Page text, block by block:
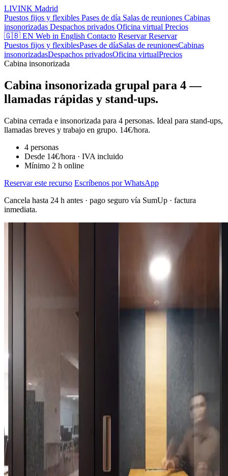
LIVINK Madrid
Puestos fijos y flexibles Pases de día Salas de reuniones Cabinas
insonorizadas Despachos privados Oficina virtual Precios
🇬🇧 EN Web in English Contacto Reservar Reservar
Puestos fijos y flexiblesPases de díaSalas de reunionesCabinas
insonorizadasDespachos privadosOficina virtualPrecios
Cabina insonorizada
Cabina insonorizada grupal para 4 —
llamadas rápidas y stand-ups.
Cabina cerrada e insonorizada para 4 personas. Ideal para stand-ups,
llamadas breves y trabajo en grupo. 14€/hora.
4 personas
Desde 14€/hora · IVA incluido
Mínimo 2 h online
Reservar este recurso Escríbenos por WhatsApp
Cancela hasta 24 h antes · pago seguro vía SumUp · factura
inmediata.